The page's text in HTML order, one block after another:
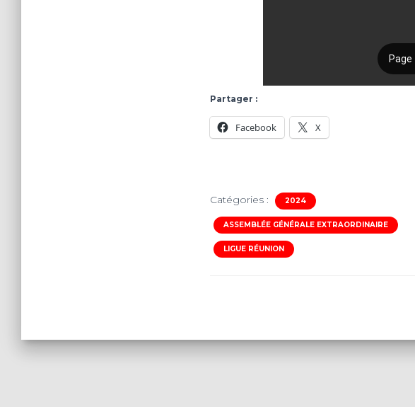
Partager :
Facebook X
Catégories : 2024
ASSEMBLÉE GÉNÉRALE EXTRAORDINAIRE
LIGUE RÉUNION